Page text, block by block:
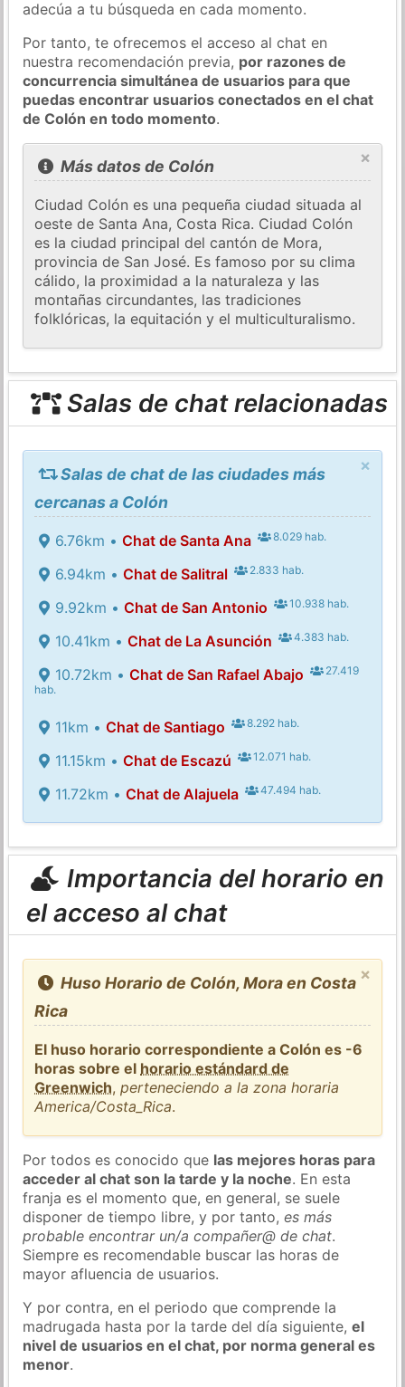
adecúa a tu búsqueda en cada momento.
Por tanto, te ofrecemos el acceso al chat en
nuestra recomendación previa, por razones de
concurrencia simultánea de usuarios para que
puedas encontrar usuarios conectados en el chat
de Colón en todo momento.
×
Más datos de Colón
Ciudad Colón es una pequeña ciudad situada al
oeste de Santa Ana, Costa Rica. Ciudad Colón
es la ciudad principal del cantón de Mora,
provincia de San José. Es famoso por su clima
cálido, la proximidad a la naturaleza y las
montañas circundantes, las tradiciones
folklóricas, la equitación y el multiculturalismo.
Salas de chat relacionadas
×
Salas de chat de las ciudades más
cercanas a Colón
6.76km • Chat de Santa Ana 8.029 hab.
6.94km • Chat de Salitral 2.833 hab.
9.92km • Chat de San Antonio 10.938 hab.
10.41km • Chat de La Asunción 4.383 hab.
10.72km • Chat de San Rafael Abajo
27.419
hab.
11km • Chat de Santiago 8.292 hab.
11.15km • Chat de Escazú 12.071 hab.
11.72km • Chat de Alajuela 47.494 hab.
Importancia del horario en
el acceso al chat
×
Huso Horario de Colón, Mora en Costa
Rica
El huso horario correspondiente a Colón es -6
horas sobre el horario estándard de
Greenwich,perteneciendo a la zona horaria
America/Costa_Rica.
Por todos es conocido que las mejores horas para
acceder al chat son la tarde y la noche. En esta
franja es el momento que, en general, se suele
disponer de tiempo libre, y por tanto,es más
probable encontrar un/a compañer@ de chat.
Siempre es recomendable buscar las horas de
mayor afluencia de usuarios.
Y por contra, en el periodo que comprende la
madrugada hasta por la tarde del día siguiente,el
nivel de usuarios en el chat, por norma general es
menor.